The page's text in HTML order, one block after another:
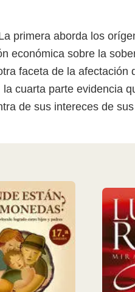
primera aborda los
económica sobre la
faceta de la
cuarta parte evidencia
de sus intereces de